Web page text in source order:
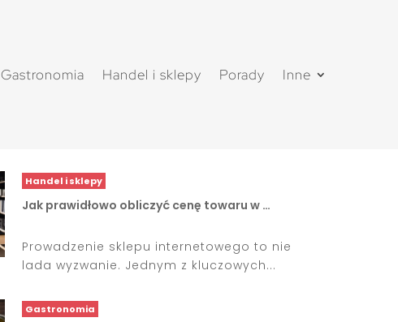
Gastronomia Handel i sklepy Porady Inne
Handel i sklepy
Jak prawidłowo obliczyć cenę towaru w …
Prowadzenie sklepu internetowego to nie
lada wyzwanie. Jednym z kluczowych...
Gastronomia